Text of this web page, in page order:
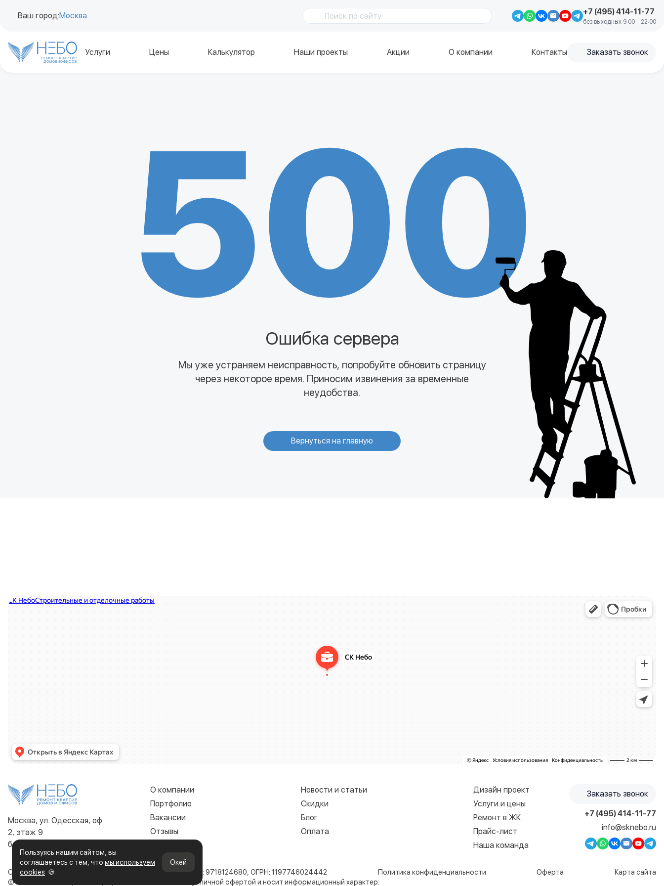
Ваш город:Москва +7 (495) 414-11-77
без выходных 9:00 - 22:00
РЕМОНТ КВАРТИР
ДОМОВИОФИСОВ
Услуги Цены Калькулятор Наши проекты Акции О компании Контакты Заказать звонок
500
Ошибка сервера
Мы уже устраняем неисправность, попробуйте обновить страницу
через некоторое время. Приносим извинения за временные
неудобства.
Вернуться на главную
Москва, ул. Одесская, оф.
2, этаж 9
без выходных 9:00 - 22:00
О компании
Портфолио
Вакансии
Отзывы
Новости и статьи
Скидки
Блог
Оплата
Дизайн проект
Услуги и цены
Ремонт в ЖК
Прайс-лист
Наша команда
Заказать звонок
+7 (495) 414-11-77
info@sknebo.ru
ООО «Строительная компания НЕБО» ИНН: 9718124680, ОГРН: 1197746024442 Политика конфиденциальности Оферта
Карта сайта
© 2019-2026. Все права защищены. Сайт не является публичной офертой и носит информационный характер.
Пользуясь нашим сайтом, вы
соглашаетесь с тем, что мы используем
cookies 🍪
Окей